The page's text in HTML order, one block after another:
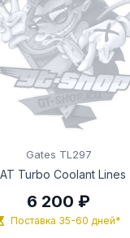
Gates TL297
Turbo Coolant Lines
6 200 ₽
Поставка 35-60 дней*